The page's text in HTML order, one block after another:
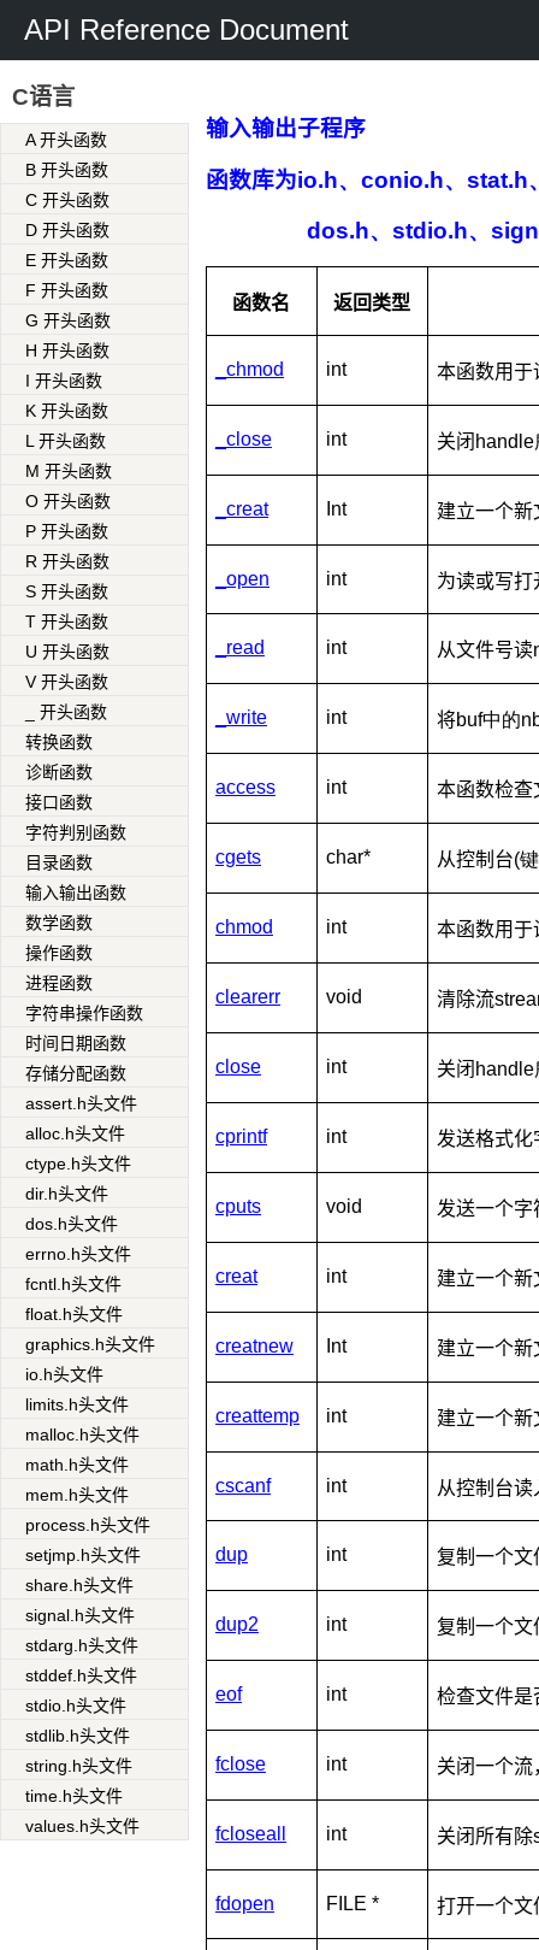
API Reference Document
C语言
A 开头函数
B 开头函数
C 开头函数
D 开头函数
E 开头函数
F 开头函数
G 开头函数
H 开头函数
I 开头函数
K 开头函数
L 开头函数
M 开头函数
O 开头函数
P 开头函数
R 开头函数
S 开头函数
T 开头函数
U 开头函数
V 开头函数
_ 开头函数
转换函数
诊断函数
接口函数
字符判别函数
目录函数
输入输出函数
数学函数
操作函数
进程函数
字符串操作函数
时间日期函数
存储分配函数
assert.h头文件
alloc.h头文件
ctype.h头文件
dir.h头文件
dos.h头文件
errno.h头文件
fcntl.h头文件
float.h头文件
graphics.h头文件
io.h头文件
limits.h头文件
malloc.h头文件
math.h头文件
mem.h头文件
process.h头文件
setjmp.h头文件
share.h头文件
signal.h头文件
stdarg.h头文件
stddef.h头文件
stdio.h头文件
stdlib.h头文件
string.h头文件
time.h头文件
values.h头文件
输入输出子程序
函数库为io.h、conio.h、stat.h
dos.h、stdio.h、
函数名 返回类型
_chmod int 本函数用于
_close int 关闭
_creat Int 建立一个新
_open int 为读或写打
_read int 从文件号读
_write int 将buf中的
access int 本函数检查
cgets char* 从控制台(
chmod int 本函数用于
clearerr void 清除流
close int 关闭
cprintf int 发送格式
cputs void 发送一个字
creat int 建立一个新
creatnew Int 建立一个新
creattemp int 建立一个新
cscanf int 从控制台
dup int 复制一个文
dup2 int 复制一个文
eof int 检查文件是
fclose int 关闭一个
fcloseall int 关闭所有除
fdopen FILE * 打开一个文